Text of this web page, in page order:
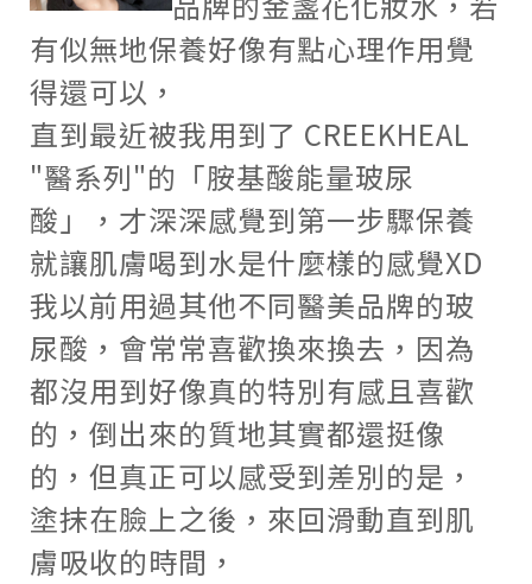
有似無地保養好像有點心理作用覺
得還可以，
直到最近被我用到了 CREEKHEAL
"醫系列"的「胺基酸能量玻尿
酸」，才深深感覺到第一步驟保養
就讓肌膚喝到水是什麼樣的感覺XD
我以前用過其他不同醫美品牌的玻
尿酸，會常常喜歡換來換去，因為
都沒用到好像真的特別有感且喜歡
的，倒出來的質地其實都還挺像
的，但真正可以感受到差別的是，
塗抹在臉上之後，來回滑動直到肌
膚吸收的時間，